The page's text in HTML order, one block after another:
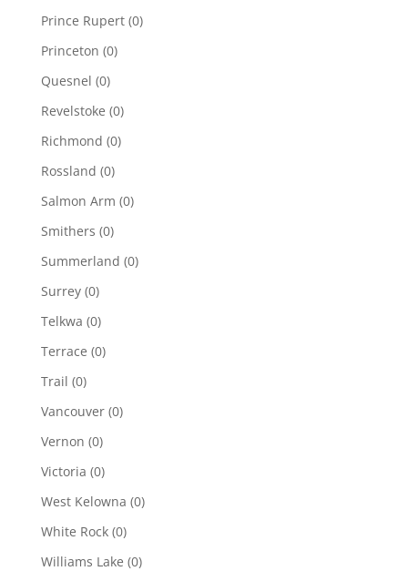
Prince Rupert (0)
Princeton (0)
Quesnel (0)
Revelstoke (0)
Richmond (0)
Rossland (0)
Salmon Arm (0)
Smithers (0)
Summerland (0)
Surrey (0)
Telkwa (0)
Terrace (0)
Trail (0)
Vancouver (0)
Vernon (0)
Victoria (0)
West Kelowna (0)
White Rock (0)
Williams Lake (0)